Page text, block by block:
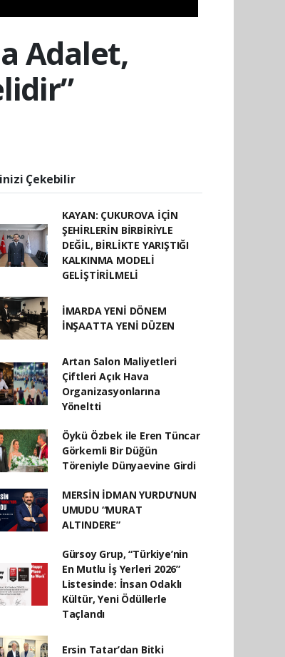
Adalet,
Çekebilir
KAYAN: ÇUKUROVA İÇİN
ŞEHİRLERİN BİRBİRİYLE
DEĞİL, BİRLİKTE YARIŞTIĞI
KALKINMA MODELİ
GELİŞTİRİLMELİ
İMARDA YENİ DÖNEM
İNŞAATTA YENİ DÜZEN
Artan Salon Maliyetleri
Çiftleri Açık Hava
Organizasyonlarına
Yöneltti
Öykü Özbek ile Eren Tüncar
Görkemli Bir Düğün
Töreniyle Dünyaevine Girdi
MERSİN İDMAN YURDU’NUN
UMUDU “MURAT
ALTINDERE”
Gürsoy Grup, “Türkiye’nin
En Mutlu İş Yerleri 2026”
Listesinde: İnsan Odaklı
Kültür, Yeni Ödüllerle
Taçlandı
Ersin Tatar’dan Bitki